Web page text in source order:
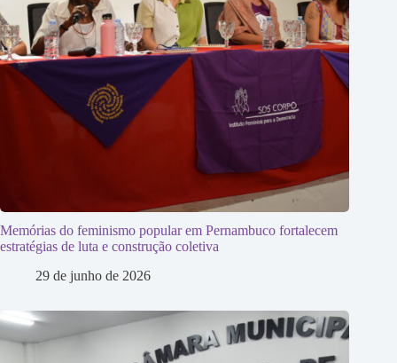
Memórias do feminismo popular em Pernambuco fortalecem
estratégias de luta e construção coletiva
29 de junho de 2026